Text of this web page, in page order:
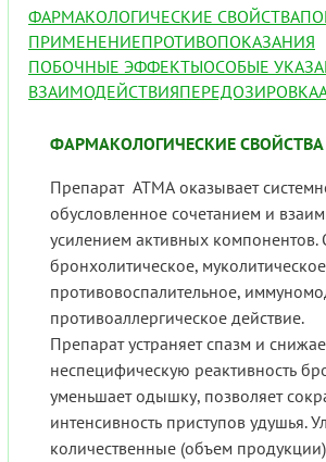
ФАРМАКОЛОГИЧЕСКИЕ СВОЙСТВА
ПРИМЕНЕНИЕПРОТИВОПОКАЗАНИЯ
ПОБОЧНЫЕ ЭФФЕКТЫОСОБЫЕ
ВЗАИМОДЕЙСТВИЯПЕРЕДОЗИРОВКА
ФАРМАКОЛОГИЧЕСКИЕ СВОЙСТВА
Препарат АТМА оказывает
обусловленное сочетанием и
усилением активных компонентов.
бронхолитическое,
противовоспалительное,
противоаллергическое действие.
Препарат устраняет спазм и
неспецифическую реактивность
уменьшает одышку, позволяет
интенсивность приступов удушья.
количественные (объем